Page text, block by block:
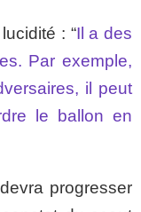
: “Il a des
Par exemple,
il peut
le ballon en
progresser